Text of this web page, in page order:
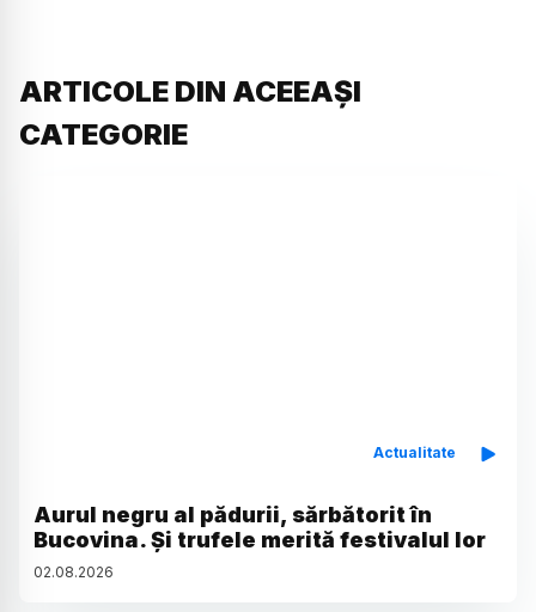
ARTICOLE DIN ACEEAȘI
CATEGORIE
Actualitate
Aurul negru al pădurii, sărbătorit în
Bucovina. Și trufele merită festivalul lor
02.08.2026